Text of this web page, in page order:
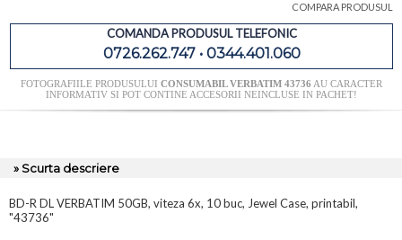
COMPARA PRODUSUL
COMANDA PRODUSUL TELEFONIC
0726.262.747 • 0344.401.060
FOTOGRAFIILE PRODUSULUI CONSUMABIL VERBATIM 43736 AU CARACTER
INFORMATIV SI POT CONTINE ACCESORII NEINCLUSE IN PACHET!
» Scurta descriere
BD-R DL VERBATIM 50GB, viteza 6x, 10 buc, Jewel Case, printabil,
"43736"